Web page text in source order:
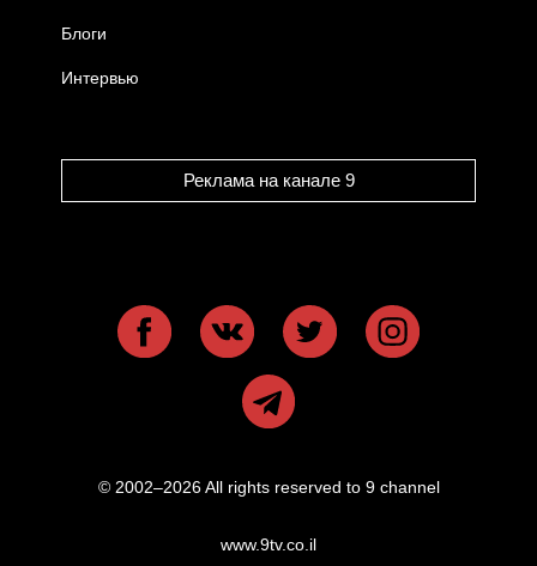
Блоги
Интервью
Реклама на канале 9
© 2002–2026 All rights reserved to 9 channel
www.9tv.co.il